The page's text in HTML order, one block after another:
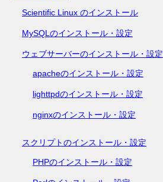
Scientific Linux のインストール
MySQLのインストール・設定
ウェブサーバーのインストール・設定
apacheのインストール・設定
lighttpdのインストール・設定
nginxのインストール・設定
スクリプトのインストール・設定
PHPのインストール・設定